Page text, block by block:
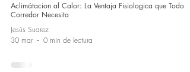
Aclimátacion al Calor: La Ventaja Fisiologica que Todo
Corredor Necesita
Jesús Suarez
30 mar
0 min de lectura